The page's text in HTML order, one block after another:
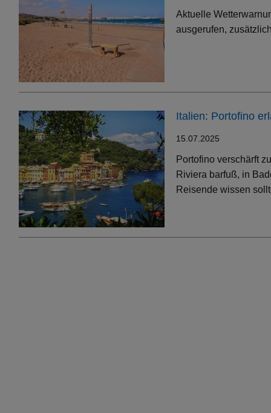
Aktuelle
ausgerufen,
Italien: Portofino
15.07.2025
Portofino verschärft
Riviera barfuß, in
Reisende wissen